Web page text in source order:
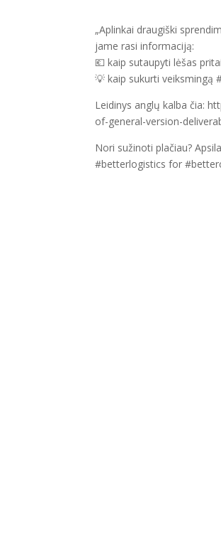
„Aplinkai draugiški
jame rasi informaciją:
💶 kaip sutaupyti lėšas
💡 kaip sukurti veiksmingą
Leidinys anglų kalba čia:
of-general-version-
Nori sužinoti plačiau?
#betterlogistics for